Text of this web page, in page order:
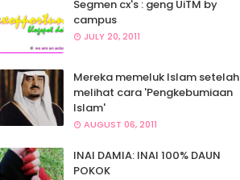
Segmen cx's : geng UiTM by
campus
JULY 20, 2011
Mereka memeluk Islam setelah
melihat cara 'Pengkebumiaan
Islam'
AUGUST 06, 2011
INAI DAMIA: INAI 100% DAUN
POKOK